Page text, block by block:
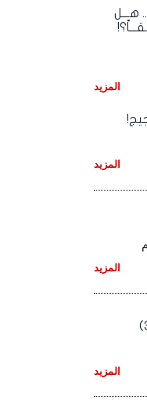
,
,
هـــل
المزيد
المزيد
المزيد
المزيد